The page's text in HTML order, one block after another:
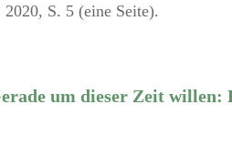
S. 5 (eine Seite).
um dieser Zeit willen: